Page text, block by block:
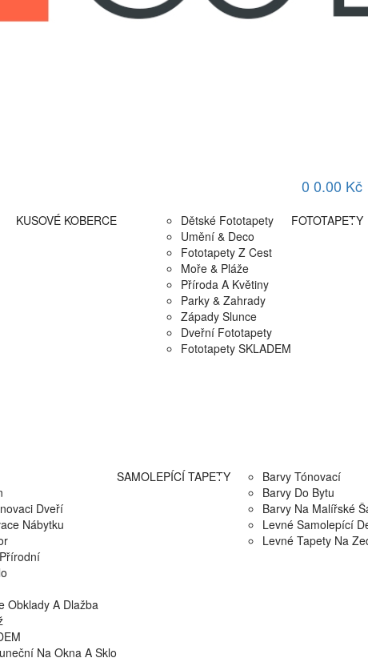
0 0.00 Kč
KUSOVÉ KOBERCE FOTOTAPETY
Dětské Fototapety
Umění & Deco
Fototapety Z Cest
Moře & Pláže
Příroda A Květiny
Parky & Zahrady
Západy Slunce
Dveřní Fototapety
Fototapety SKLADEM
SAMOLEPÍCÍ TAPETY
Dveří
Nábytku
Obklady A Dlažba
Na Okna A Sklo
Barvy Tónovací
Barvy Do Bytu
Barvy Na Malířské
Levné Samolepící
Levné Tapety Na